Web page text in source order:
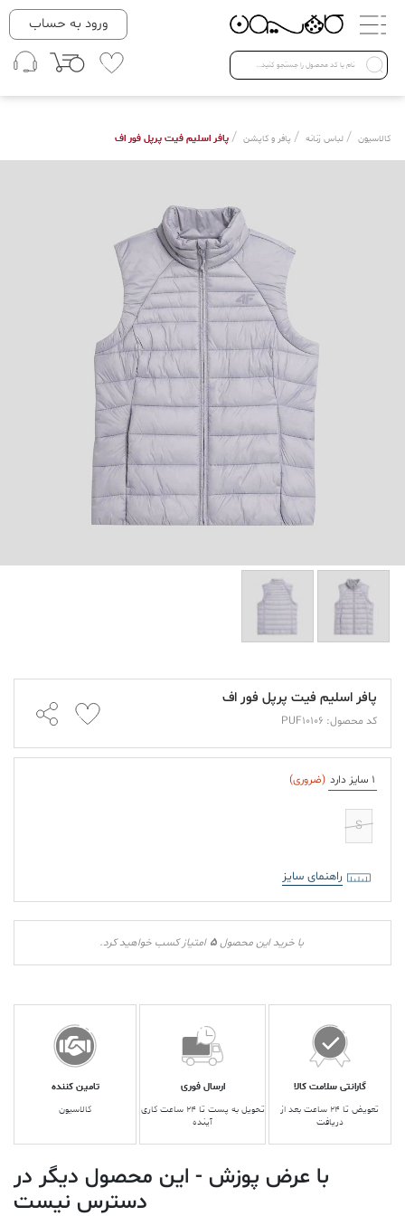
دسته بندی ها
Open submenu ( لباس زنانه )
لباس زنانه
لباس مردانه
ورود به حساب
کالاسیون / لباس زنانه / پافر و کاپشن / پافر اسلیم فیت پرپل فور اف
پافر اسلیم فیت پرپل فور اف
کد محصول: PUF10106
1 سایز دارد (ضروری)
S
راهنمای سایز
با خرید این محصول5 امتیاز کسب خواهید کرد.
گارانتی سلامت کالا
تعویض تا ۲۴ ساعت بعد از
دریافت
ارسال فوری
تحویل به پست تا ۲۴ ساعت کاری
آینده
تامین کننده
کالاسیون
با عرض پوزش - این محصول دیگر در
دسترس نیست